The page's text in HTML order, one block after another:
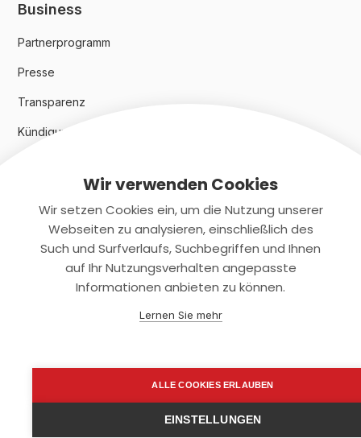
Business
Partnerprogramm
Presse
Transparenz
Kündigungsindex 2024
Rechtliches
Datenschutz
support@smartkuendigen.de
Wir verwenden Cookies
Wir setzen Cookies ein, um die Nutzung unserer
Webseiten zu analysieren, einschließlich des
Such und Surfverlaufs, Suchbegriffen und Ihnen
auf Ihr Nutzungsverhalten angepasste
Informationen anbieten zu können.
Lernen Sie mehr
ALLE COOKIES ERLAUBEN
EINSTELLUNGEN